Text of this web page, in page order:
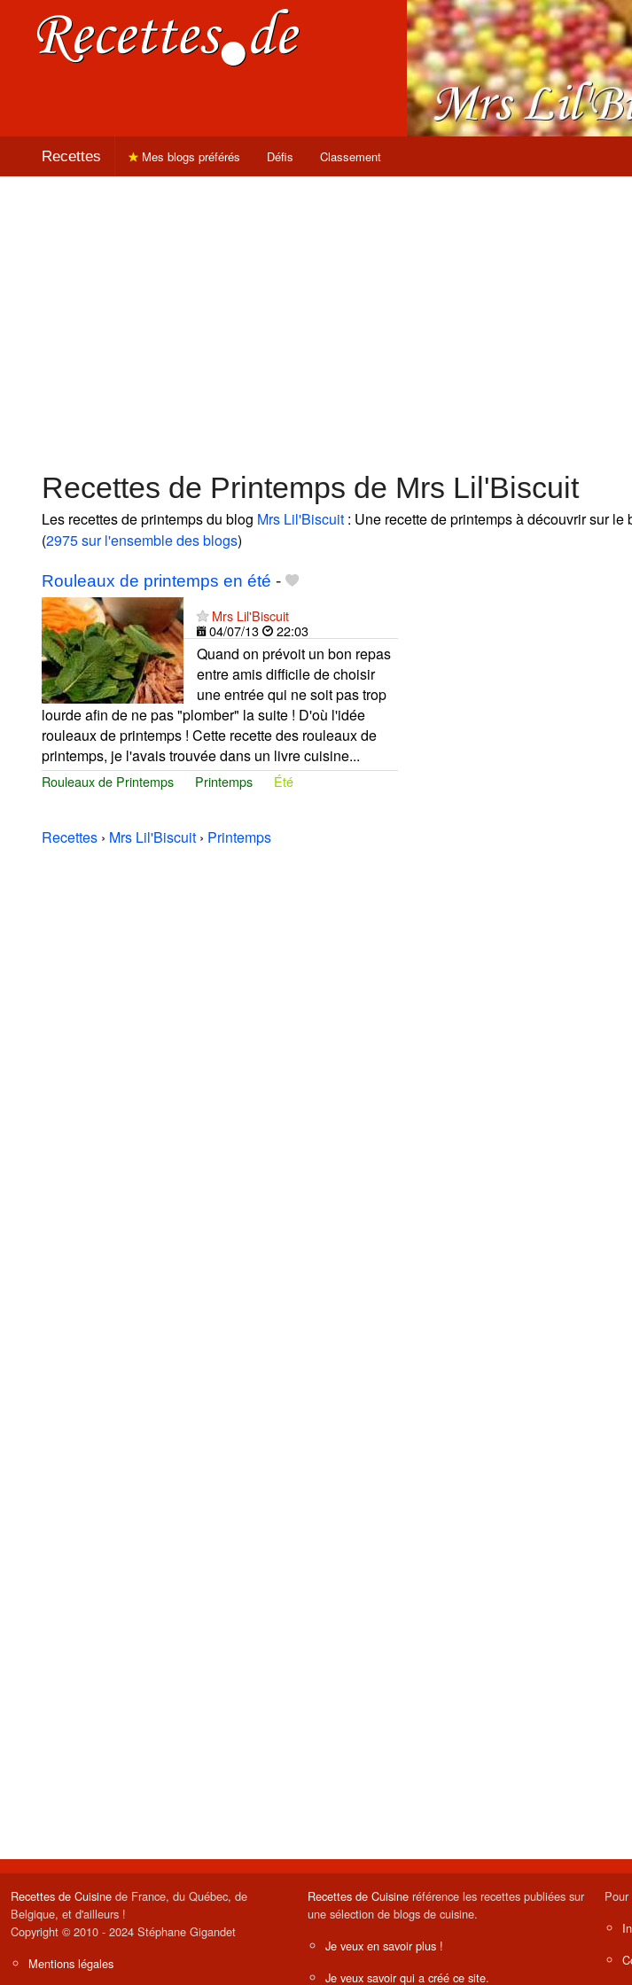
Recettes Mes blogs préférés Défis Classement
Recettes de Printemps de Mrs Lil'Biscuit
Les recettes de printemps du blog Mrs Lil'Biscuit : Une recette de printemps à découvrir sur le
(2975 sur l'ensemble des blogs)
Rouleaux de printemps en été -
Mrs Lil'Biscuit
04/07/13
22:03
Quand on prévoit un bon repas
entre amis difficile de choisir
une entrée qui ne soit pas trop
lourde afin de ne pas "plomber" la suite ! D'où l'idée
rouleaux de printemps ! Cette recette des rouleaux de
printemps, je l'avais trouvée dans un livre cuisine...
Rouleaux de Printemps Printemps Été
Recettes › Mrs Lil'Biscuit › Printemps
Recettes de Cuisine de France, du Québec, de
Belgique, et d'ailleurs !
Copyright © 2010 - 2024 Stéphane Gigandet
Mentions légales
Recettes de Cuisine référence les recettes publiées sur
une sélection de blogs de cuisine.
Je veux en savoir plus !
Je veux savoir qui a créé ce site.